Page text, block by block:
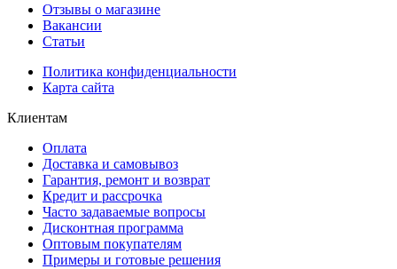
Отзывы о магазине
Вакансии
Статьи
Политика конфиденциальности
Карта сайта
Клиентам
Оплата
Доставка и самовывоз
Гарантия, ремонт и возврат
Кредит и рассрочка
Часто задаваемые вопросы
Дисконтная программа
Оптовым покупателям
Примеры и готовые решения